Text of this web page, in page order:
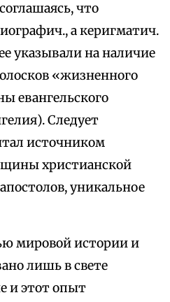
что
а керигматич.
указывали на наличие
«жизненного
евангельского
Следует
источником
христианской
уникальное
мировой истории и
лишь в свете
и этот опыт